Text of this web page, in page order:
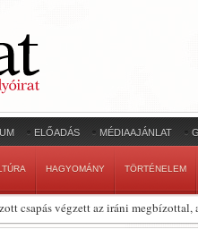
ELŐADÁS MÉDIAAJÁNLAT
HAGYOMÁNY TÖRTÉNELEM
csapás végzett az iráni